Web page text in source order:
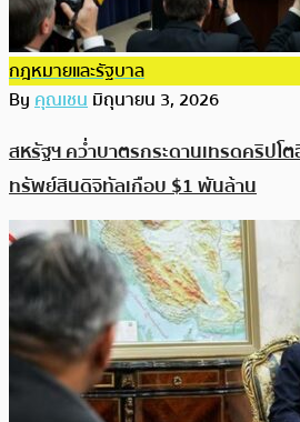
กฎหมายและรัฐบาล
Byคุณเชนมิถุนายน 3, 2026
สหรัฐฯ คว่ำบาตรกระดานเทรดคริปโ
ทรัพย์สินดิจิทัลเกือบ $1 พันล้าน